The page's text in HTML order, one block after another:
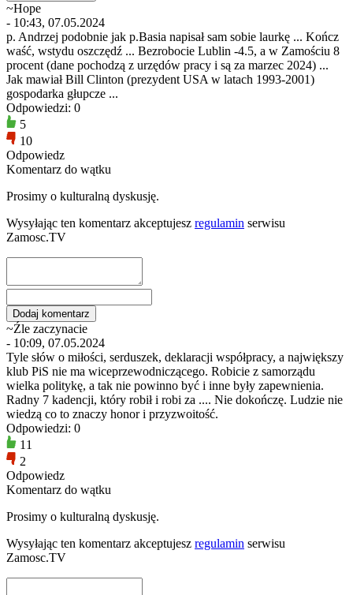
~Hope
- 10:43, 07.05.2024
p. Andrzej podobnie jak p.Basia napisał sam sobie laurkę ... Kończ
waść, wstydu oszczędź ... Bezrobocie Lublin -4.5, a w Zamościu 8
procent (dane pochodzą z urzędów pracy i są za marzec 2024) ...
Jak mawiał Bill Clinton (prezydent USA w latach 1993-2001)
gospodarka głupcze ...
Odpowiedzi: 0
5
10
Odpowiedz
Komentarz do wątku
Prosimy o kulturalną dyskusję.
Wysyłając ten komentarz akceptujesz regulamin serwisu
Zamosc.TV
~Źle zaczynacie
- 10:09, 07.05.2024
Tyle słów o miłości, serduszek, deklaracji współpracy, a największy
klub PiS nie ma wiceprzewodniczącego. Robicie z samorządu
wielka politykę, a tak nie powinno być i inne były zapewnienia.
Radny 7 kadencji, który robił i robi za .... Nie dokończę. Ludzie nie
wiedzą co to znaczy honor i przyzwoitość.
Odpowiedzi: 0
11
2
Odpowiedz
Komentarz do wątku
Prosimy o kulturalną dyskusję.
Wysyłając ten komentarz akceptujesz regulamin serwisu
Zamosc.TV